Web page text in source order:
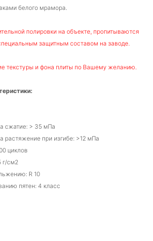
белого мрамора.
полировки на объекте, пропитываются
защитным составом на заводе.
текстуры и фона плиты по Вашему желанию.
сжатие: > 35 мПа
растяжение при изгибе: >12 мПа
циклов
г/см2
R 10
пятен: 4 класс